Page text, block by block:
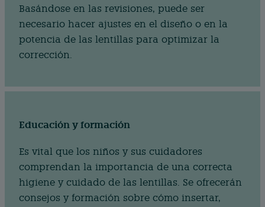
Basándose en las revisiones, puede ser
necesario hacer ajustes en el diseño o en la
potencia de las lentillas para optimizar la
corrección.
Educación y formación
Es vital que los niños y sus cuidadores
comprendan la importancia de una correcta
higiene y cuidado de las lentillas. Se ofrecerán
consejos y formación sobre cómo insertar,